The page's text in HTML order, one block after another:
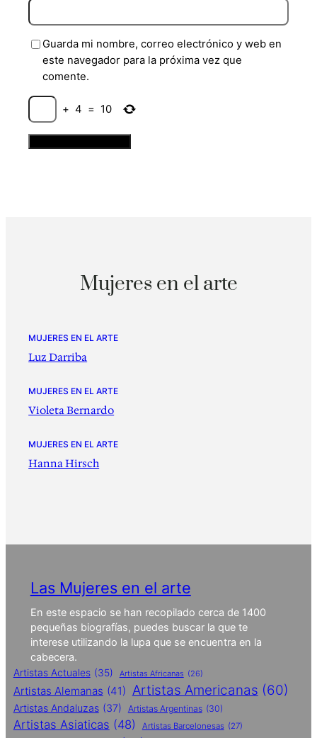
Guarda mi nombre, correo electrónico y web en
este navegador para la próxima vez que
comente.
+ 4 = 10
Mujeres en el arte
MUJERES EN EL ARTE
Luz Darriba
MUJERES EN EL ARTE
Violeta Bernardo
MUJERES EN EL ARTE
Hanna Hirsch
Las Mujeres en el arte
En este espacio se han recopilado cerca de 1400
pequeñas biografías, puedes buscar la que te
interese utilizando la lupa que se encuentra en la
cabecera.
Artistas Actuales (35) Artistas Africanas (26)
Artistas Alemanas (41) Artistas Americanas (60)
Artistas Andaluzas (37) Artistas Argentinas (30)
Artistas Asiaticas (48) Artistas Barcelonesas (27)